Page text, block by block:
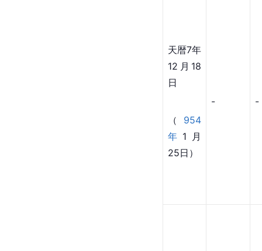
天暦7年
12月18
日
（ 954
年 1月
25日）
- -